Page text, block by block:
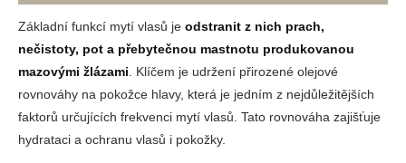
Základní funkcí mytí vlasů je odstranit z nich prach,
nečistoty, pot a přebytečnou mastnotu produkovanou
mazovými žlázami . Klíčem je udržení přirozené olejové
rovnováhy na pokožce hlavy, která je jedním z nejdůležitějších
faktorů určujících frekvenci mytí vlasů. Tato rovnováha zajišťuje
hydrataci a ochranu vlasů i pokožky.
u
j
m
e